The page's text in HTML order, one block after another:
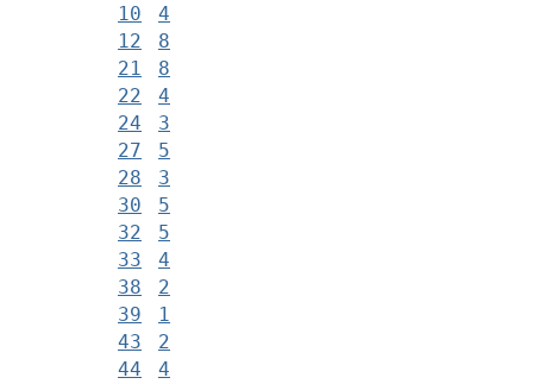
10
4
12
8
21
8
22
4
24
3
27
5
28
3
30
5
32
5
33
4
38
2
39
1
43
2
44
4